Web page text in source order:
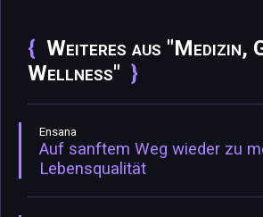
Weiteres aus "Medizin,
Wellness"
Ensana
Auf sanftem Weg wieder zu
Lebensqualität